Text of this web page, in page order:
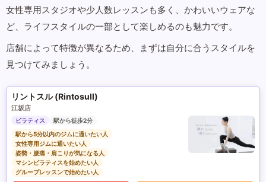
女性専用スタジオや少人数レッスンも多く、かわいいウェアな
ど、ライフスタイルの一部として楽しめるのも魅力です。
店舗によって特徴が異なるため、まずは自分に合うスタイルを
見つけてみましょう。
リントスル (Rintosull)
江坂店
ピラティス
駅から徒歩2分
駅から5分以内のジムに通いたい人
女性専用ジムに通いたい人
姿勢・腰痛・肩こりが気になる人
マシンピラティスを始めたい人
グループレッスンで始めたい人